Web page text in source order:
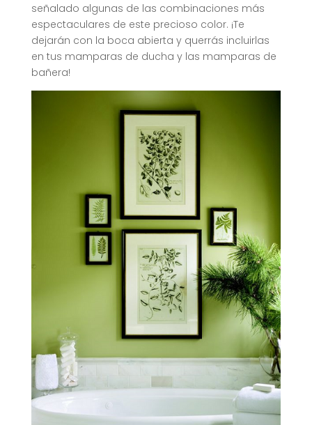
señalado algunas de las combinaciones más
espectaculares de este precioso color. ¡Te
dejarán con la boca abierta y querrás incluirlas
en tus mamparas de ducha y las mamparas de
bañera!